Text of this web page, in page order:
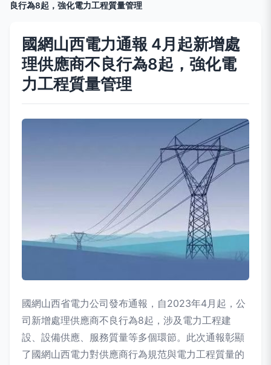
良行為8起，強化電力工程質量管理
國網山西電力通報 4月起新增處
理供應商不良行為8起，強化電
力工程質量管理
國網山西省電力公司發布通報，自2023年4月起，公
司新增處理供應商不良行為8起，涉及電力工程建
設、設備供應、服務質量等多個環節。此次通報彰顯
了國網山西電力對供應商行為規范與電力工程質量的